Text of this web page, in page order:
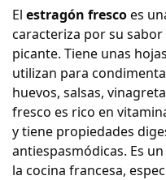
El estragón frescoes
caracteriza por su
picante. Tiene unas
utilizan para
huevos, salsas,
fresco es rico en
y tiene propiedades
antiespasmódicas. Es
la cocina francesa,